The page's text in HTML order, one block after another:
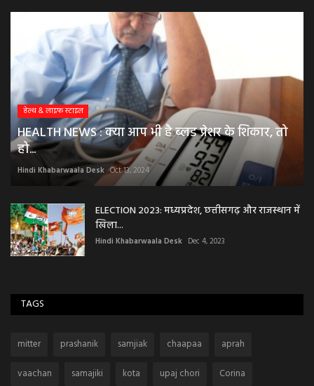
हेल्थ & लाइफ स्टाइल
HEALTH NEWS : क्या आप भी है ब्लड प्रेशर के शिकार, तो
हो...
Hindi Khabarwaala Desk Oct 13, 2024
ELECTION 2023: मध्यप्रदेश, छत्तीसगढ़ और राजस्थान में
खिला...
Hindi Khabarwaala Desk Dec 4, 2023
TAGS
mitter prashanik samjiak chaapaa
aprah
vaachan
samajiki kota upaj chori Corina